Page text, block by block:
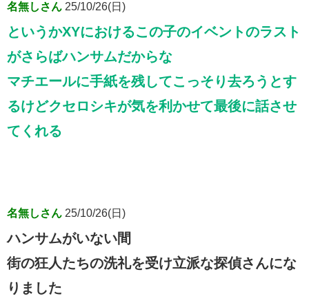
名無しさん 25/10/26(日)
というかXYにおけるこの子のイベントのラスト
がさらばハンサムだからな
マチエールに手紙を残してこっそり去ろうとす
るけどクセロシキが気を利かせて最後に話させ
てくれる
名無しさん 25/10/26(日)
ハンサムがいない間
街の狂人たちの洗礼を受け立派な探偵さんにな
りました